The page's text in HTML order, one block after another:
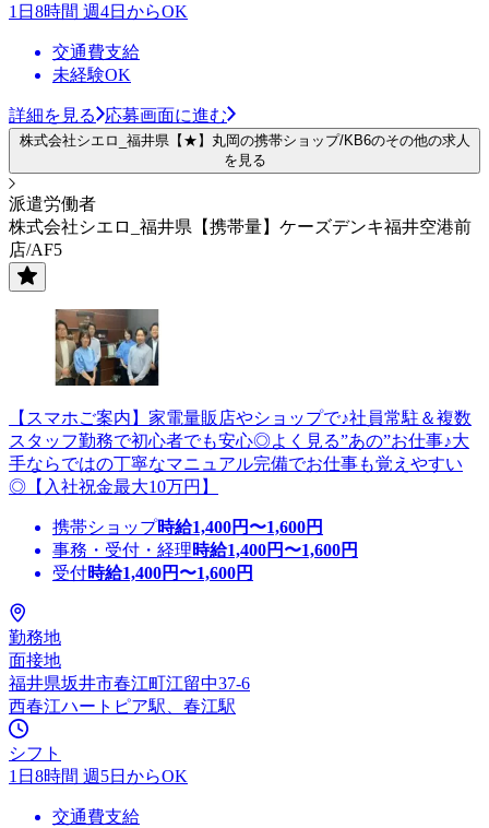
1日8時間 週4日からOK
交通費支給
未経験OK
詳細を見る 応募画面に進む
株式会社シエロ_福井県【★】丸岡の携帯ショップ/KB6のその他の求人
を見る
派遣労働者
株式会社シエロ_福井県【携帯量】ケーズデンキ福井空港前
店/AF5
【スマホご案内】家電量販店やショップで♪社員常駐＆複数
スタッフ勤務で初心者でも安心◎よく見る”あの”お仕事♪大
手ならではの丁寧なマニュアル完備でお仕事も覚えやすい
◎【入社祝金最大10万円】
携帯ショップ時給1,400円〜1,600円
事務・受付・経理時給1,400円〜1,600円
受付時給1,400円〜1,600円
勤務地
面接地
福井県坂井市春江町江留中37-6
西春江ハートピア駅、春江駅
シフト
1日8時間 週5日からOK
交通費支給